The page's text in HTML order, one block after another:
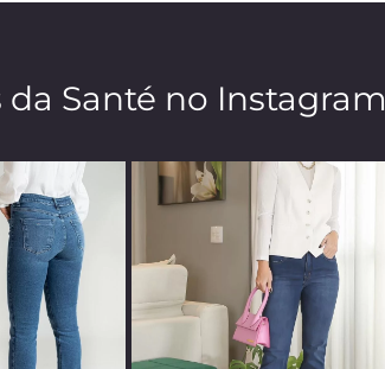
Santé no Instagram